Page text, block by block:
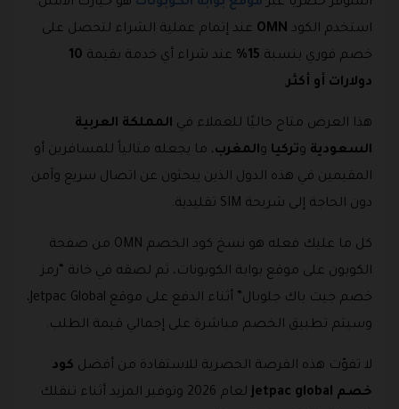
استخدم الكود OMN عند إتمام عملية الشراء لتحصل على
خصم فوري بنسبة 15% عند شراء أي خدمة بقيمة 10
دولارات أو أكثر.
هذا العرض متاح حاليًا للعملاء في المملكة العربية
السعودية وتركيا والمغرب، ما يجعله مثالياً للمسافرين أو
المقيمين في هذه الدول الذين يبحثون عن اتصال سريع وآمن
دون الحاجة إلى شريحة SIM تقليدية.
كل ما عليك فعله هو نسخ كود الخصم OMN من صفحة
الكوبون على موقع بوابة الكوبونات، ثم لصقه في خانة “رمز
خصم جيت باك جلوبال” أثناء الدفع على موقع Jetpac Global،
وسيتم تطبيق الخصم مباشرة على إجمالي قيمة الطلب.
لا تفوّت هذه الفرصة الحصرية للاستفادة من أفضل كود
خصم jetpac global
لعام 2026 وتوفير المزيد أثناء تنقلك